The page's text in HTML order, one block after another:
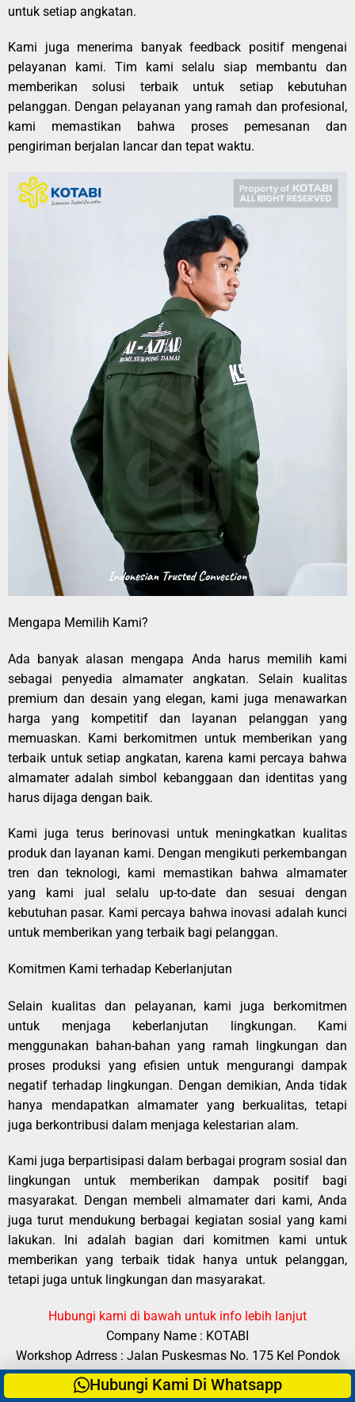
Hubungi Kami Di Whatsapp
untuk setiap angkatan.
Kami juga menerima banyak feedback positif mengenai
pelayanan kami. Tim kami selalu siap membantu dan
memberikan solusi terbaik untuk setiap kebutuhan
pelanggan. Dengan pelayanan yang ramah dan profesional,
kami memastikan bahwa proses pemesanan dan
pengiriman berjalan lancar dan tepat waktu.
Mengapa Memilih Kami?
Ada banyak alasan mengapa Anda harus memilih kami
sebagai penyedia almamater angkatan. Selain kualitas
premium dan desain yang elegan, kami juga menawarkan
harga yang kompetitif dan layanan pelanggan yang
memuaskan. Kami berkomitmen untuk memberikan yang
terbaik untuk setiap angkatan, karena kami percaya bahwa
almamater adalah simbol kebanggaan dan identitas yang
harus dijaga dengan baik.
Kami juga terus berinovasi untuk meningkatkan kualitas
produk dan layanan kami. Dengan mengikuti perkembangan
tren dan teknologi, kami memastikan bahwa almamater
yang kami jual selalu up-to-date dan sesuai dengan
kebutuhan pasar. Kami percaya bahwa inovasi adalah kunci
untuk memberikan yang terbaik bagi pelanggan.
Komitmen Kami terhadap Keberlanjutan
Selain kualitas dan pelayanan, kami juga berkomitmen
untuk menjaga keberlanjutan lingkungan. Kami
menggunakan bahan-bahan yang ramah lingkungan dan
proses produksi yang efisien untuk mengurangi dampak
negatif terhadap lingkungan. Dengan demikian, Anda tidak
hanya mendapatkan almamater yang berkualitas, tetapi
juga berkontribusi dalam menjaga kelestarian alam.
Kami juga berpartisipasi dalam berbagai program sosial dan
lingkungan untuk memberikan dampak positif bagi
masyarakat. Dengan membeli almamater dari kami, Anda
juga turut mendukung berbagai kegiatan sosial yang kami
lakukan. Ini adalah bagian dari komitmen kami untuk
memberikan yang terbaik tidak hanya untuk pelanggan,
tetapi juga untuk lingkungan dan masyarakat.
Hubungi kami di bawah untuk info lebih lanjut
Company Name : KOTABI
Workshop Adrress : Jalan Puskesmas No. 175 Kel Pondok
Aren RT 002 RW 011 Kec Pondok Aren Kota Tang – Sel,
Banten 15224